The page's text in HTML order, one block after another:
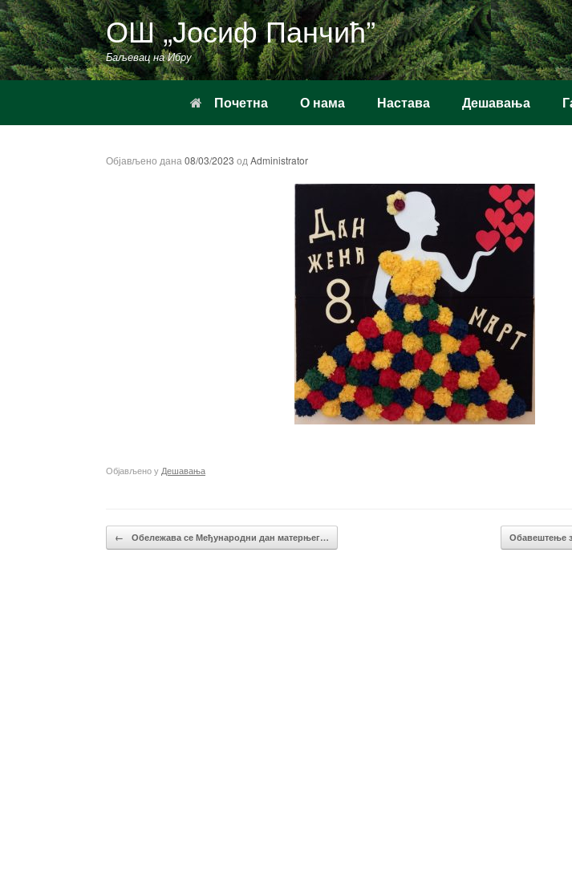
Пређи
на
садржај
ОШ „Јосиф Панчић”
Баљевац на Ибру
Почетна О нама Настава Дешавања
Објављено дана 08/03/2023 од Administrator
Објављено у Дешавања
Кретање чланака
← Обележава се Међународни дан матерњег… Обавештење